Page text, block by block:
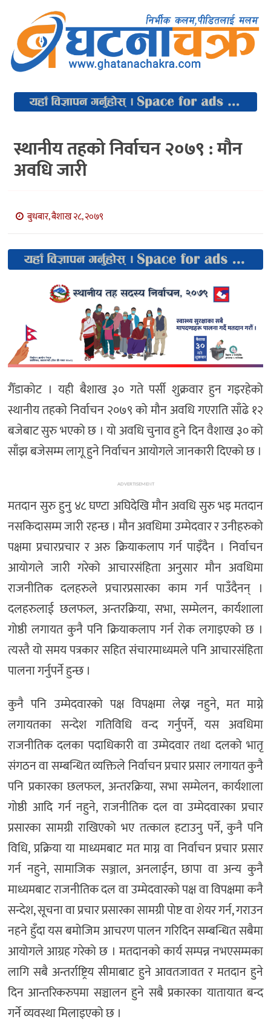
स्थानीय तहको निर्वाचन २०७९ : मौन
अवधि जारी
बुधबार, बैशाख २८, २०७९
गैँडाकोट । यही बैशाख ३० गते पर्सी शुक्रवार हुन गइरहेको
स्थानीय तहको निर्वाचन २०७९ को मौन अवधि गएराति साँढे १२
बजेबाट सुरु भएको छ । यो अवधि चुनाव हुने दिन वैशाख ३० को
साँझ बजेसम्म लागू हुने निर्वाचन आयोगले जानकारी दिएको छ ।
ADVERTISEMENT
मतदान सुरु हुनु ४८ घण्टा अघिदेखि मौन अवधि सुरु भइ मतदान
नसकिदासम्म जारी रहन्छ । मौन अवधिमा उम्मेदवार र उनीहरुको
पक्षमा प्रचारप्रचार र अरु क्रियाकलाप गर्न पाइँदैन । निर्वाचन
आयोगले जारी गरेको आचारसंहिता अनुसार मौन अवधिमा
राजनीतिक दलहरुले प्रचारप्रसारका काम गर्न पाउँदैनन् ।
दलहरुलाई छलफल, अन्तरक्रिया, सभा, सम्मेलन, कार्यशाला
गोष्ठी लगायत कुनै पनि क्रियाकलाप गर्न रोक लगाइएको छ ।
त्यस्तै यो समय पत्रकार सहित संचारमाध्यमले पनि आचारसंहिता
पालना गर्नुपर्ने हुन्छ ।
कुनै पनि उम्मेदवारको पक्ष विपक्षमा लेख्न नहुने, मत माग्ने
लगायतका सन्देश गतिविधि वन्द गर्नुपर्ने, यस अवधिमा
राजनीतिक दलका पदाधिकारी वा उम्मेदवार तथा दलको भातृ
संगठन वा सम्बन्धित व्यक्तिले निर्वाचन प्रचार प्रसार लगायत कुनै
पनि प्रकारका छलफल, अन्तरक्रिया, सभा सम्मेलन, कार्यशाला
गोष्ठी आदि गर्न नहुने, राजनीतिक दल वा उम्मेदवारका प्रचार
प्रसारका सामग्री राखिएको भए तत्काल हटाउनु पर्ने, कुनै पनि
विधि, प्रक्रिया या माध्यमबाट मत माग्न वा निर्वाचन प्रचार प्रसार
गर्न नहुने, सामाजिक सञ्जाल, अनलाईन, छापा वा अन्य कुनै
माध्यमबाट राजनीतिक दल वा उम्मेदवारको पक्ष वा विपक्षमा कनै
सन्देश, सूचना वा प्रचार प्रसारका सामग्री पोष्ट वा शेयर गर्न, गराउन
नहने हुँदा यस बमोजिम आचरण पालन गरिदिन सम्बन्धित सबैमा
आयोगले आग्रह गरेको छ । मतदानको कार्य सम्पन्न नभएसम्मका
लागि सबै अन्तर्राष्ट्रिय सीमाबाट हुने आवतजावत र मतदान हुने
दिन आन्तरिकरुपमा सञ्चालन हुने सबै प्रकारका यातायात बन्द
गर्ने व्यवस्था मिलाइएको छ ।